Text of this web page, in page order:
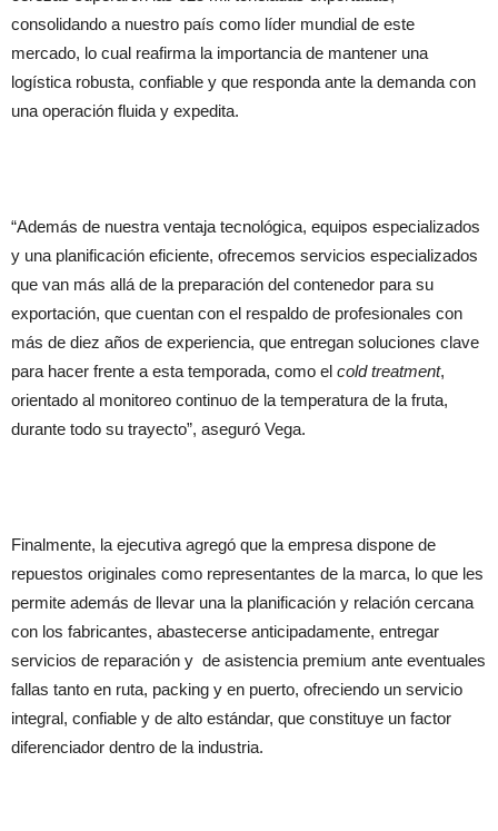
consolidando a nuestro país como líder mundial de este
mercado, lo cual reafirma la importancia de mantener una
logística robusta, confiable y que responda ante la demanda con
una operación fluida y expedita.
“Además de nuestra ventaja tecnológica, equipos especializados
y una planificación eficiente, ofrecemos servicios especializados
que van más allá de la preparación del contenedor para su
exportación, que cuentan con el respaldo de profesionales con
más de diez años de experiencia, que entregan soluciones clave
para hacer frente a esta temporada, como el cold treatment,
orientado al monitoreo continuo de la temperatura de la fruta,
durante todo su trayecto”, aseguró Vega.
Finalmente, la ejecutiva agregó que la empresa dispone de
repuestos originales como representantes de la marca, lo que les
permite además de llevar una la planificación y relación cercana
con los fabricantes, abastecerse anticipadamente, entregar
servicios de reparación y de asistencia premium ante eventuales
fallas tanto en ruta, packing y en puerto, ofreciendo un servicio
integral, confiable y de alto estándar, que constituye un factor
diferenciador dentro de la industria.